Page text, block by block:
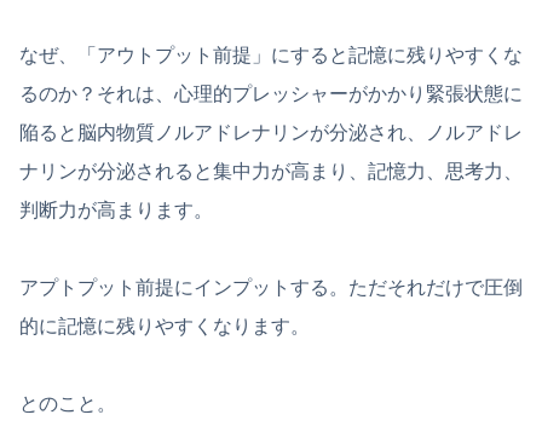
なぜ、「アウトプット前提」にすると記憶に残りやすくな
るのか？それは、心理的プレッシャーがかかり緊張状態に
陥ると脳内物質ノルアドレナリンが分泌され、ノルアドレ
ナリンが分泌されると集中力が高まり、記憶力、思考力、
判断力が高まります。
アプトプット前提にインプットする。ただそれだけで圧倒
的に記憶に残りやすくなります。
とのこと。